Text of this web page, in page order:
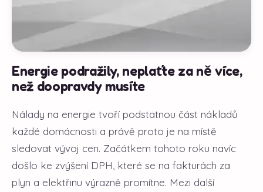
Energie podražily, neplaťte za ně více,
než doopravdy musíte
Nálady na energie tvoří podstatnou část nákladů
každé domácnosti a právě proto je na místě
sledovat vývoj cen. Začátkem tohoto roku navíc
došlo ke zvýšení DPH, které se na fakturách za
plyn a elektřinu výrazně promítne. Mezi další